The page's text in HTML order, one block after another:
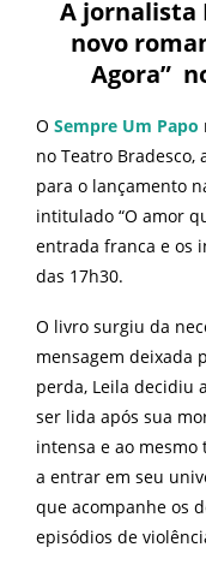
A jornalista
novo
Agora”
O Sempre Um Papo
no Teatro
para o lançamento
intitulado “O amor
entrada franca e os
das 17h30.
O livro surgiu da
mensagem deixada
perda, Leila decidiu
ser lida após sua
intensa e ao
a entrar em seu
que acompanhe os
episódios de